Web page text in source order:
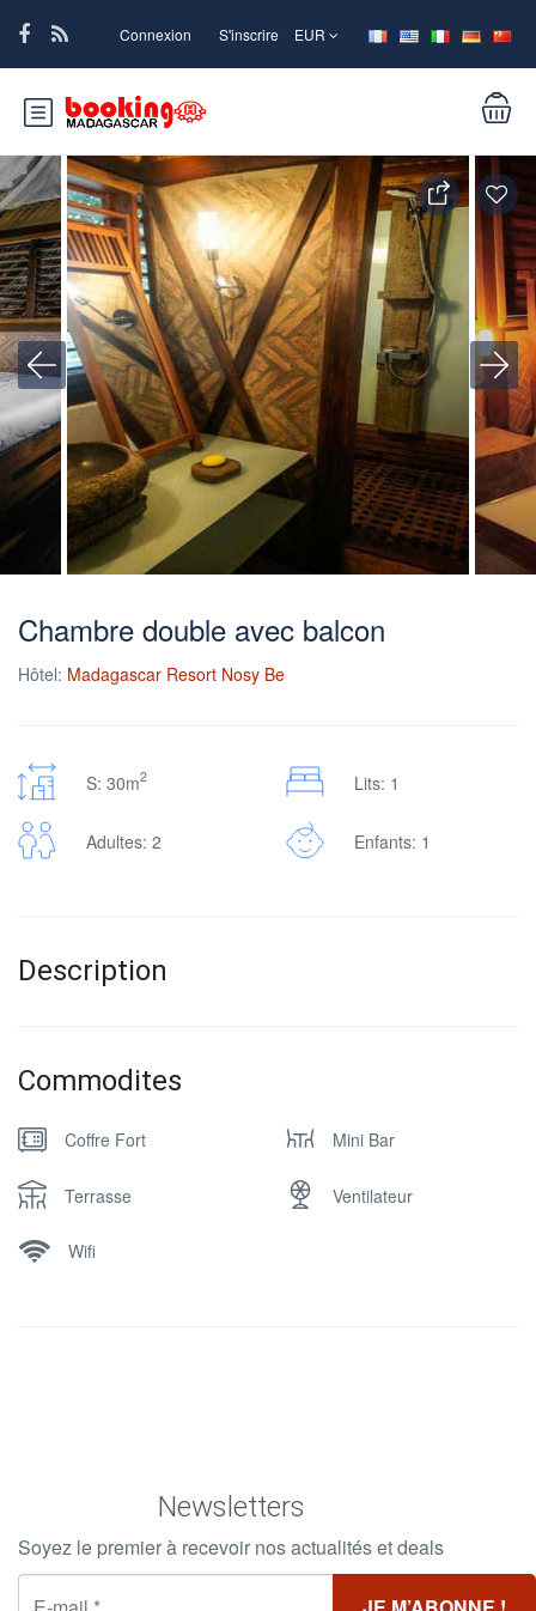
Connexion S'inscrire EUR
Chambre double avec balcon
Hôtel: Madagascar Resort Nosy Be
S: 30m2 Lits: 1
Adultes: 2 Enfants: 1
Description
Commodites
Coffre Fort Mini Bar
Terrasse Ventilateur
Wifi
Newsletters
Soyez le premier à recevoir nos actualités et deals